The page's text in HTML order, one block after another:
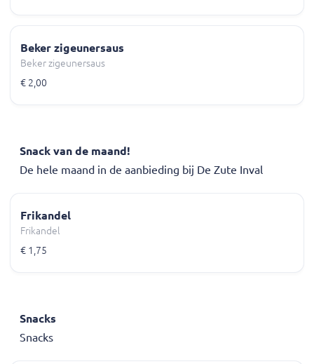
Beker zigeunersaus
Beker zigeunersaus
€ 2,00
Snack van de maand!
De hele maand in de aanbieding bij De Zute Inval
Frikandel
Frikandel
€ 1,75
Snacks
Snacks